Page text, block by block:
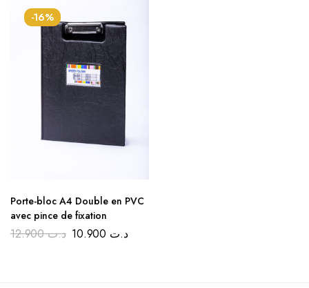
-16%
Porte-bloc A4 Double en PVC
avec pince de fixation
د.ت12.900 د.ت